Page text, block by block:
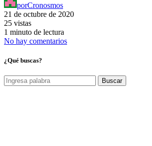
porCronosmos
21 de octubre de 2020
25 vistas
1 minuto de lectura
No hay comentarios
¿Qué buscas?
Buscar